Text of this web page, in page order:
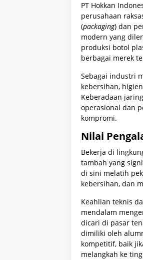
PT Hokkan
perusahaan
(packaging) dan
modern yang
produksi botol
berbagai merek
Sebagai industri
kebersihan,
Keberadaan
operasional dan
kompromi.
Nilai
Bekerja di
tambah yang
di sini melatih
kebersihan, dan
Keahlian teknis
mendalam
dicari di pasar
dimiliki oleh
kompetitif, baik
melangkah ke